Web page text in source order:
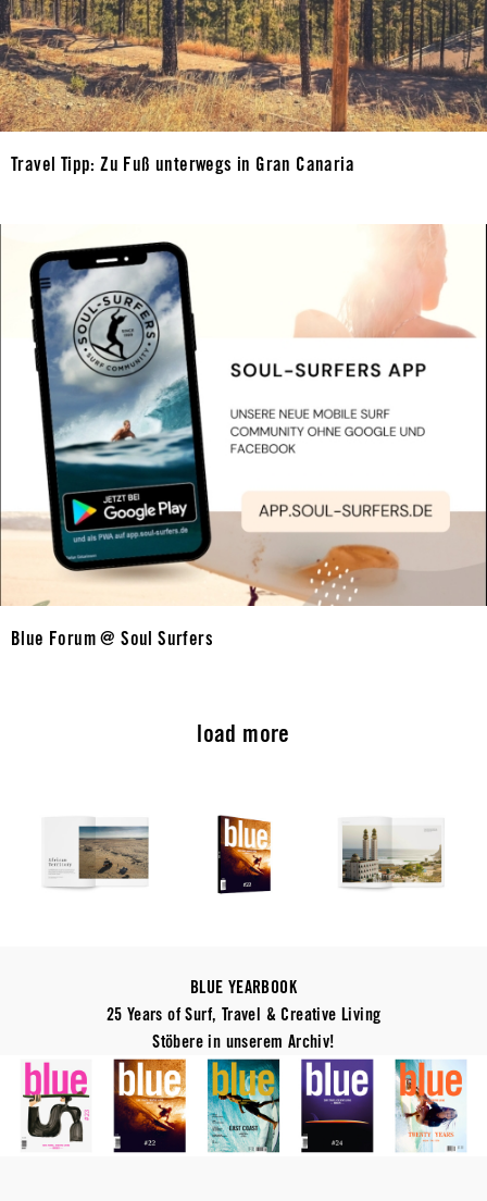
Travel Tipp: Zu Fuß unterwegs in Gran Canaria
Blue Forum @ Soul Surfers
load more
BLUE YEARBOOK
25 Years of Surf, Travel & Creative Living
Stöbere in unserem Archiv!